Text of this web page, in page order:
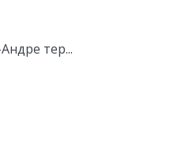
тер...